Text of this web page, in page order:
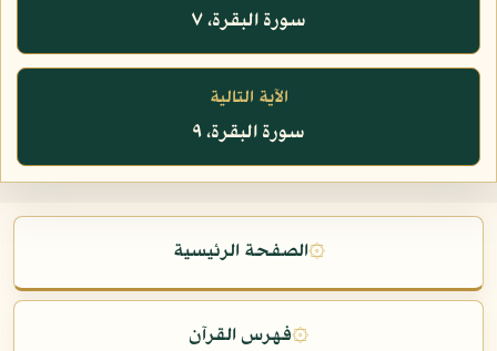
سورة البقرة، ٧
الآية التالية
سورة البقرة، ٩
۞الصفحة الرئيسية
۞فهرس القرآن